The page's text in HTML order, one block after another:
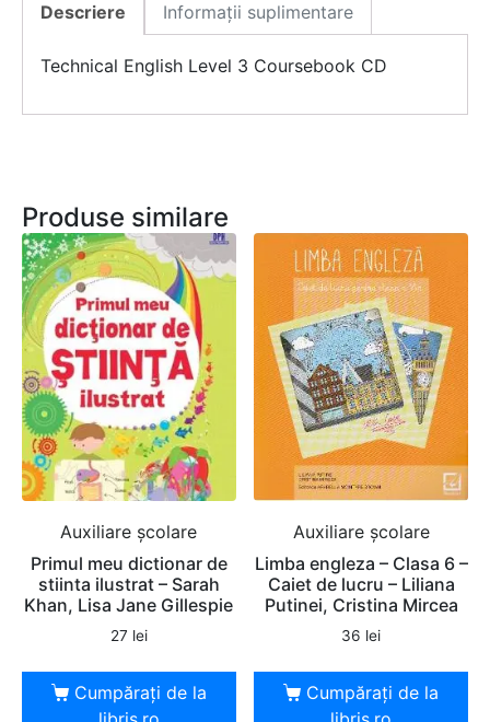
Descriere Informații suplimentare
Technical English Level 3 Coursebook CD
Produse similare
Auxiliare şcolare
Primul meu dictionar de
stiinta ilustrat – Sarah
Khan, Lisa Jane Gillespie
27 lei
Cumpărați de la
Auxiliare şcolare
Limba engleza – Clasa 6 –
Caiet de lucru – Liliana
Putinei, Cristina Mircea
36 lei
Cumpărați de la